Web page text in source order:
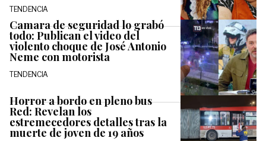
TENDENCIA
Camara de seguridad lo grabó
todo: Publican el video del
violento choque de José Antonio
Neme con motorista
TENDENCIA
Horror a bordo en pleno bus
Red: Revelan los
estremecedores detalles tras la
muerte de joven de 19 años